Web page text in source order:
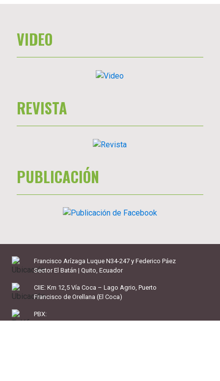
VIDEO
REVISTA
PUBLICACIÓN
Francisco Arízaga Luque N34-247 y Federico Páez
Sector El Batán | Quito, Ecuador
CIIE: Km 12,5 Vía Coca – Lago Agrio, Puerto
Francisco de Orellana (El Coca)
PBX: